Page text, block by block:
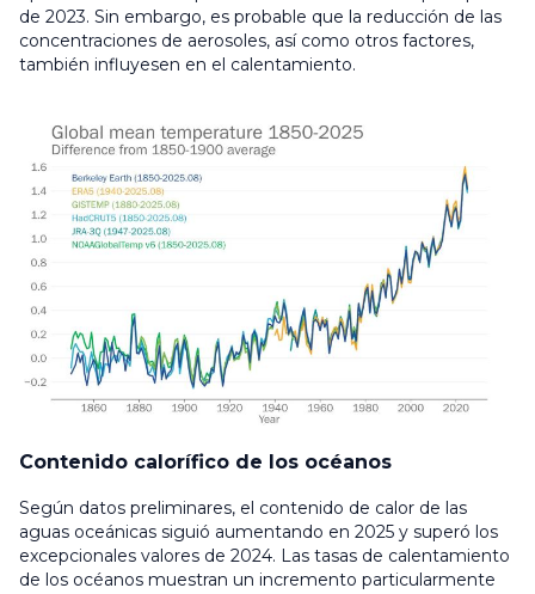
de 2023. Sin embargo, es probable que la reducción de las
concentraciones de aerosoles, así como otros factores,
también influyesen en el calentamiento.
Contenido calorífico de los océanos
Según datos preliminares, el contenido de calor de las
aguas oceánicas siguió aumentando en 2025 y superó los
excepcionales valores de 2024. Las tasas de calentamiento
de los océanos muestran un incremento particularmente